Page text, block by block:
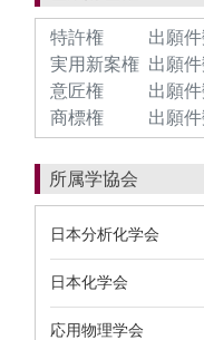
特許権 出願
実用新案権 出願
意匠権
出願
商標権
出願
所属学協会
日本分析化学会
日本化学会
応用物理学会